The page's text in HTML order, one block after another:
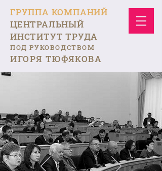
ГРУППА КОМПАНИЙ
ЦЕНТРАЛЬНЫЙ
ИНСТИТУТ ТРУДА
ПОД РУКОВОДСТВОМ
ИГОРЯ ТЮФЯКОВА